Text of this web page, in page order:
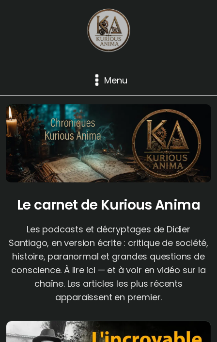
Menu
Le carnet de Kurious Anima
Les podcasts et décryptages de Didier
Santiago, en version écrite : critique de société,
histoire, paranormal et grandes questions de
conscience. À lire ici — et à voir en vidéo sur la
chaîne. Les articles les plus récents
apparaissent en premier.